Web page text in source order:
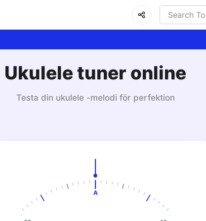
Ukulele tuner online
Testa din ukulele -melodi för perfektion
A